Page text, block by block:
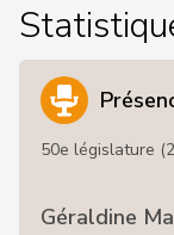
50e législature
Géraldine